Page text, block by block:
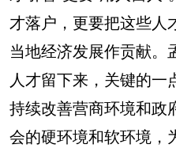
才落户，更要把这些人
当地经济发展作贡献。
人才留下来，关键的
持续改善营商环境和政
会的硬环境和软环境，